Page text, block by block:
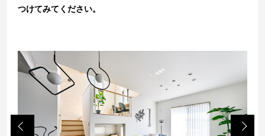
つけてみてください。
Previo
us
Next